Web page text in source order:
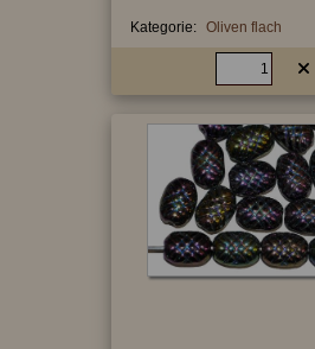
Kategorie: Oliven flach